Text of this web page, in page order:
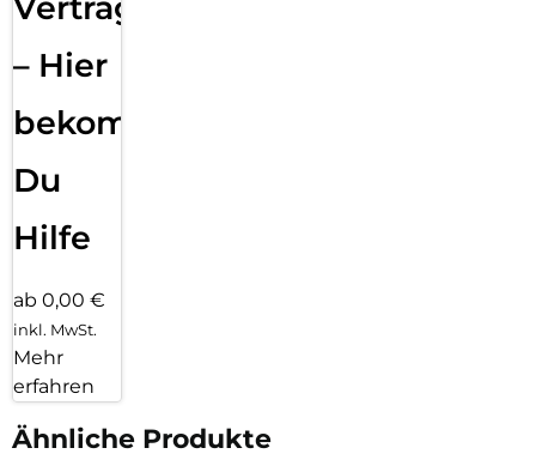
Vertragsabwicklung
– Hier
bekommst
Du
Hilfe
ab 0,00 €
inkl. MwSt.
Mehr
erfahren
Ähnliche Produkte